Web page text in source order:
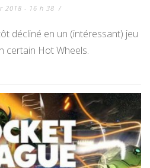
2018 - 16 h 38 /
décliné en un (intéressant) jeu
certain Hot Wheels.